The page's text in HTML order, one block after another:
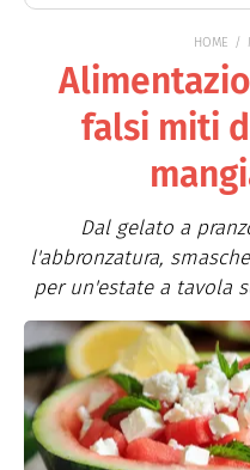
HOME
falsi miti
Dal gelato a
l'abbronzatura,
per un'estate a tavola